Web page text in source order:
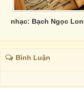
nhạc: Bạch Ngọc
Bình Luận